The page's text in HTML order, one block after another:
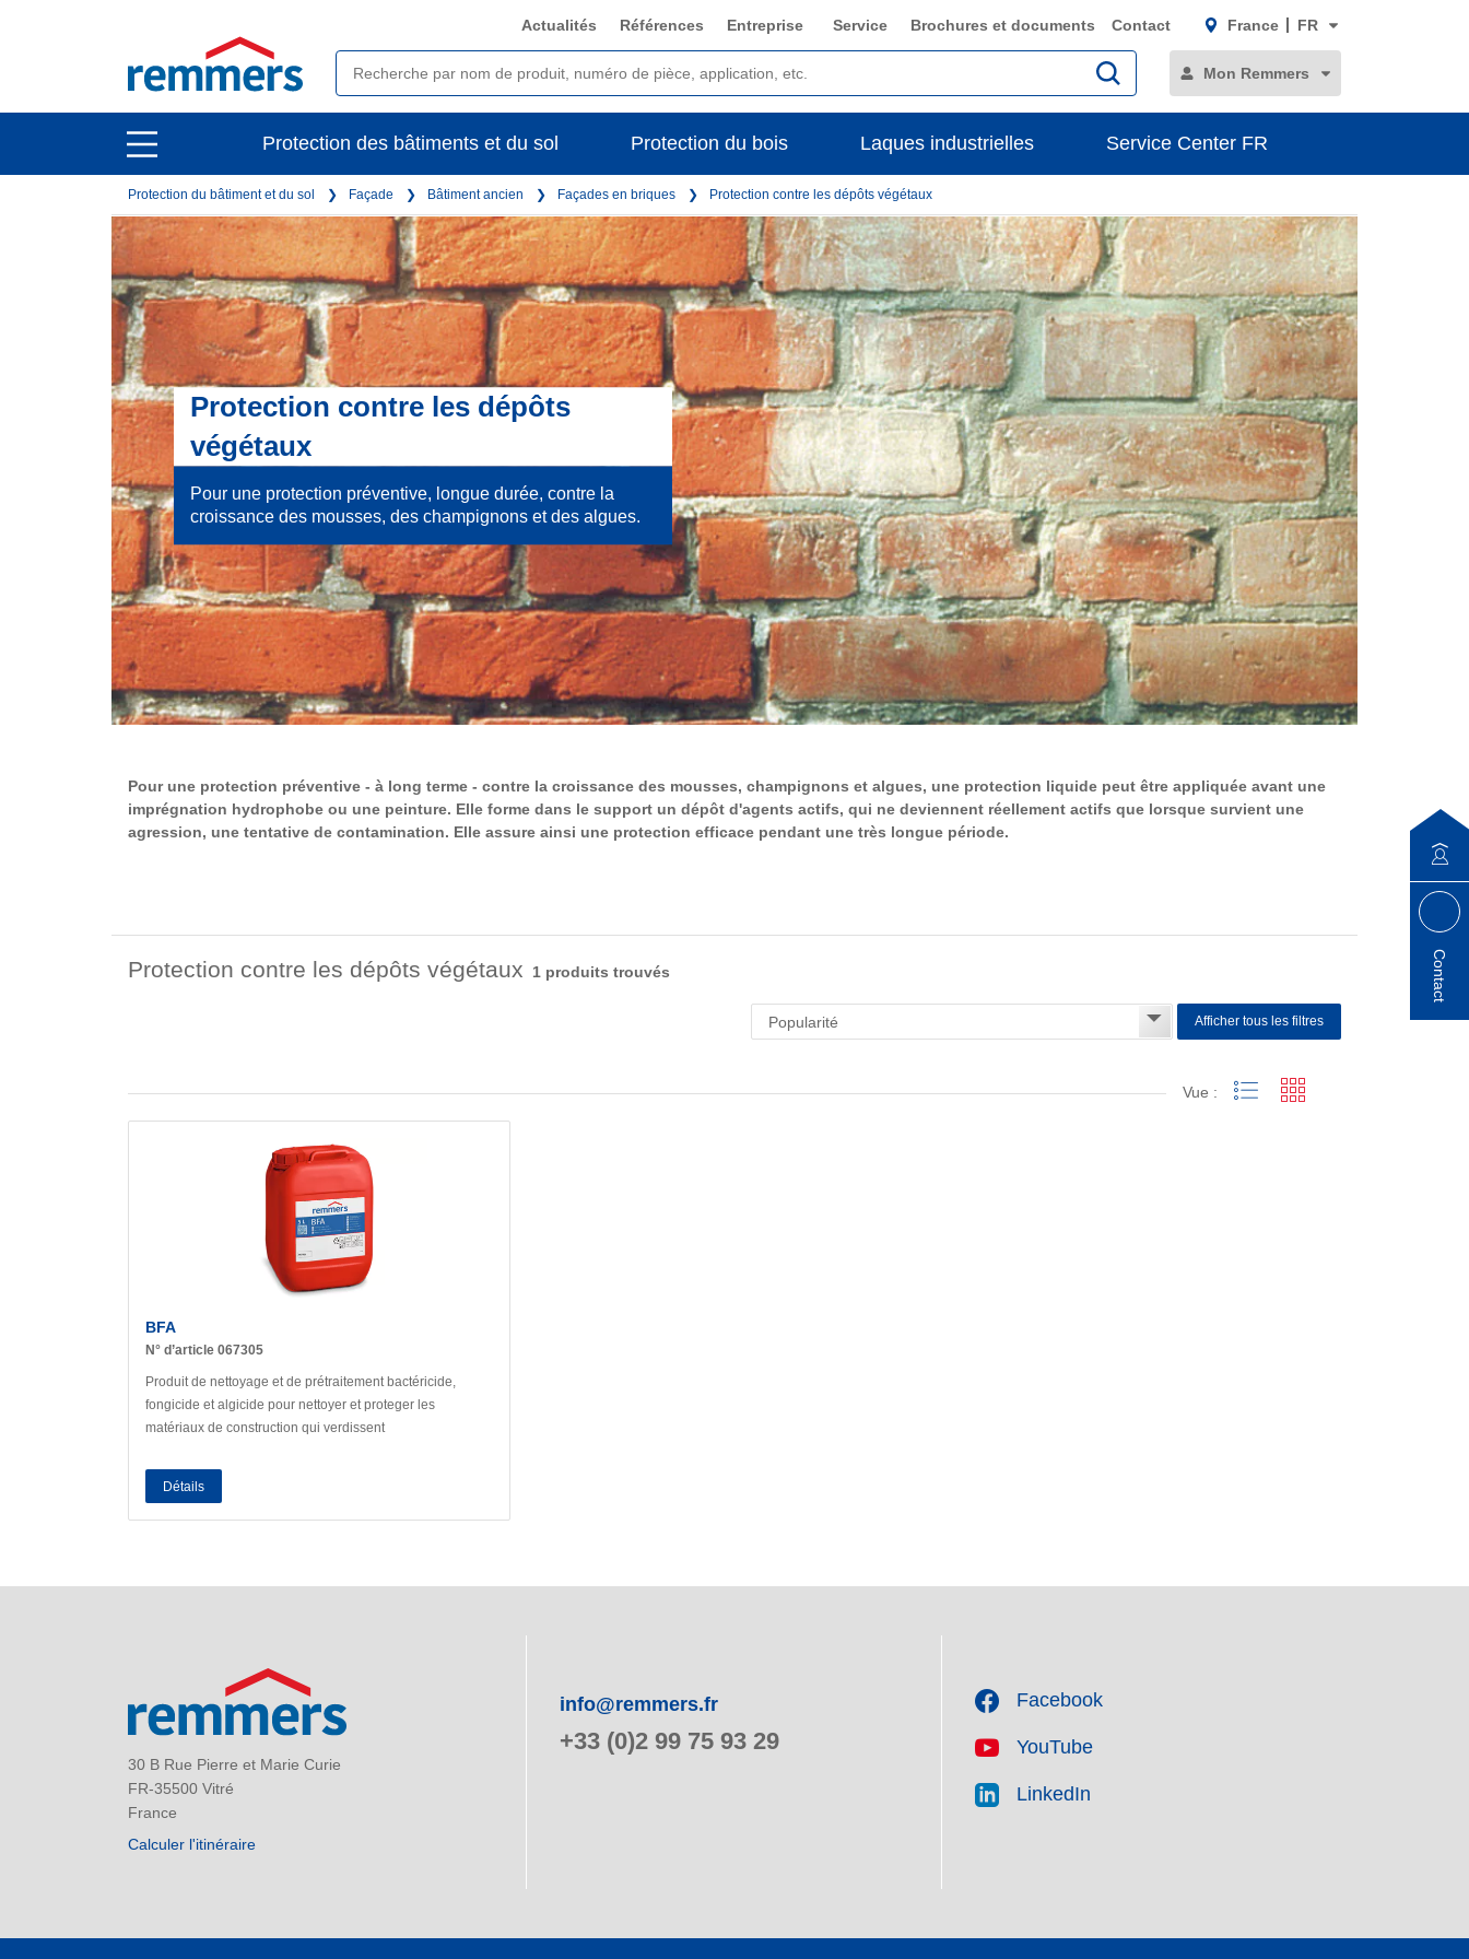
open
main
navigation
Actualités Références Entreprise Service Brochures et documents Contact France FR
Mon Remmers
open
main
navigation
Protection des bâtiments et du sol Protection du bois Laques industrielles Service Center FR
Protection du bâtiment et du sol Façade Bâtiment ancien Façades en briques Protection contre les dépôts végétaux
Protection contre les dépôts
végétaux
Pour une protection préventive, longue durée, contre la
croissance des mousses, des champignons et des algues.
Pour une protection préventive - à long terme - contre la croissance des mousses, champignons et algues, une protection liquide peut être appliquée avant une
imprégnation hydrophobe ou une peinture. Elle forme dans le support un dépôt d'agents actifs, qui ne deviennent réellement actifs que lorsque survient une
agression, une tentative de contamination. Elle assure ainsi une protection efficace pendant une très longue période.
Protection contre les dépôts végétaux 1 produits trouvés
Afficher tous les filtres
Vue :
BFA
N° d’article 067305
Produit de nettoyage et de prétraitement bactéricide,
fongicide et algicide pour nettoyer et proteger les
matériaux de construction qui verdissent
Détails
30 B Rue Pierre et Marie Curie
FR-35500 Vitré
France
Calculer l'itinéraire
info@remmers.fr
+33 (0)2 99 75 93 29
Facebook
YouTube
LinkedIn
Contact